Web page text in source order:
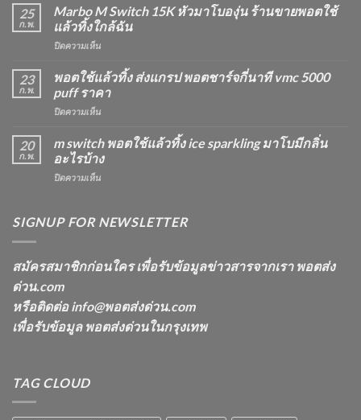
Switch
15K
วิธี
ดูด
ไม่
ให้
หัว
โบ
พีช
กลิ่น
ตมา
25
ก.พ.
Marbo M Switch 15K หัวมาโบองุ่น ร้านขายพอตใช้
แล้วทิ้งใกล้ฉัน
ปิดความเห็นบน
M
15K
หัว
โบ
องุ่น
ขาย
แล้ว
ฉัน
23
ก.พ.
พอตใช้แล้วทิ้ง ส่งแกรป พอตชาร์จกี่นาที vmc 5000
puff ราคา
ปิดความเห็นบน
ใช้
ทิ้ง
ส่ง
ชาร์จ
vmc
ราคา
20
ก.พ.
m switch พอตใช้แล้วทิ้ง ice sparkling มาโบมีกลิ่น
อะไรบ้าง
ปิดความเห็นบน
พอต
ice
โบ
มี
SIGNUP FOR NEWSLETTER
สมัครสมาชิกก่อนใคร เพื่อรับข้อมูลข่าวสารจากเรา พอตส่ง
ด่วน.com
หรือติดต่อ info@พอตส่งด่วน.com
เพื่อรับข้อมูล พอตส่งด่วนในกรุงเทพ
TAG CLOUD